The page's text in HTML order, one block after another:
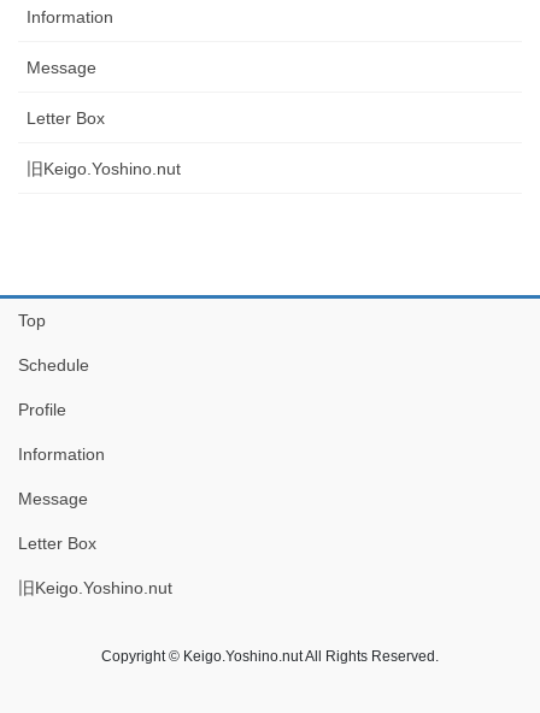
Information
Message
Letter Box
旧Keigo.Yoshino.nut
Top
Schedule
Profile
Information
Message
Letter Box
旧Keigo.Yoshino.nut
Copyright © Keigo.Yoshino.nut All Rights Reserved.